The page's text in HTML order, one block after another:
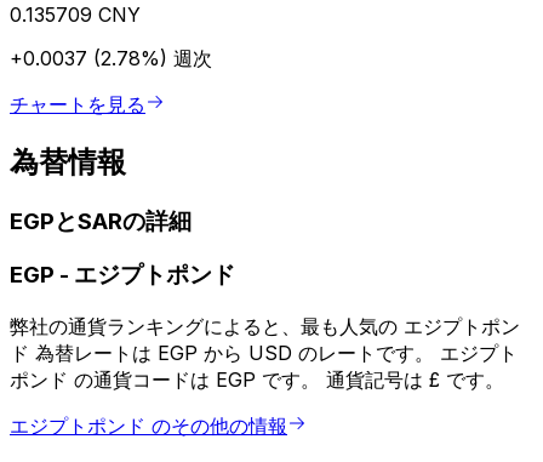
0.135709 CNY
+0.0037 (2.78%) 週次
チャートを見る
為替情報
EGPとSARの詳細
EGP - エジプトポンド
弊社の通貨ランキングによると、最も人気の エジプトポン
ド 為替レートは EGP から USD のレートです。 エジプト
ポンド の通貨コードは EGP です。 通貨記号は £ です。
エジプトポンド のその他の情報